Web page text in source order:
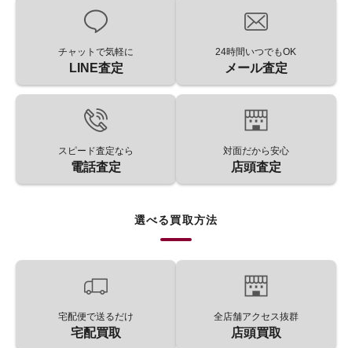
チャットで気軽に
LINE査定
24時間いつでもOK
メール査定
スピード査定なら
電話査定
対面だから安心
店頭査定
選べる買取方法
宅配便で送るだけ
宅配買取
全店舗アクセス抜群
店頭買取